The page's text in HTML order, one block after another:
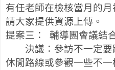
有任老師在檢核當月的
請大家提供資源上傳。
提案三：
輔導團會議結
決議：參訪不一定要
休閒路線或參觀一些不